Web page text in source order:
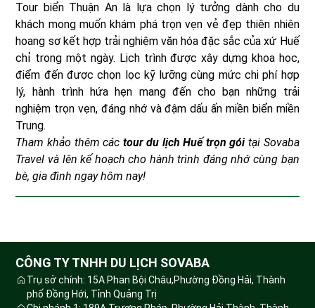
Tour biển Thuận An là lựa chọn lý tưởng dành cho du
khách mong muốn khám phá trọn vẹn vẻ đẹp thiên nhiên
hoang sơ kết hợp trải nghiệm văn hóa đặc sắc của xứ Huế
chỉ trong một ngày. Lịch trình được xây dựng khoa học,
điểm đến được chọn lọc kỹ lưỡng cùng mức chi phí hợp
lý, hành trình hứa hẹn mang đến cho bạn những trải
nghiệm trọn vẹn, đáng nhớ và đậm dấu ấn miền biển miền
Trung.
Tham khảo thêm các tour du lịch Huế trọn góitại Sovaba
Travel và lên kế hoạch cho hành trình đáng nhớ cùng bạn
bè, gia đình ngay hôm nay!
CÔNG TY TNHH DU LỊCH SOVABA
Trụ sở chính: 15A Phan Bội Châu,Phường Đồng Hải, Thành
phố Đồng Hới, Tỉnh Quảng Trị